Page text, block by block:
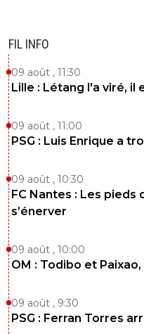
FIL INFO
09 août , 11:30
Lille : Létang l'a viré,
09 août , 11:00
PSG : Luis Enrique a
09 août , 10:30
FC Nantes : Les
s’énerver
09 août , 10:00
OM : Todibo et
09 août , 9:30
PSG : Ferran Torres